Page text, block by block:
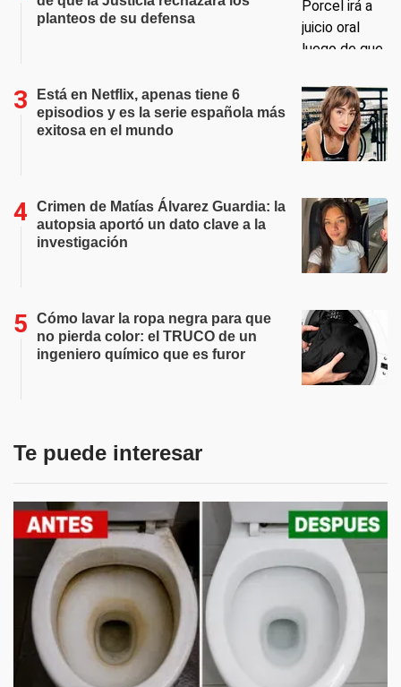
planteos de su defensa
Está en Netflix, apenas tiene 6
episodios y es la serie española más
exitosa en el mundo
Crimen de Matías Álvarez Guardia: la
autopsia aportó un dato clave a la
investigación
Cómo lavar la ropa negra para que
no pierda color: el TRUCO de un
ingeniero químico que es furor
Te puede interesar